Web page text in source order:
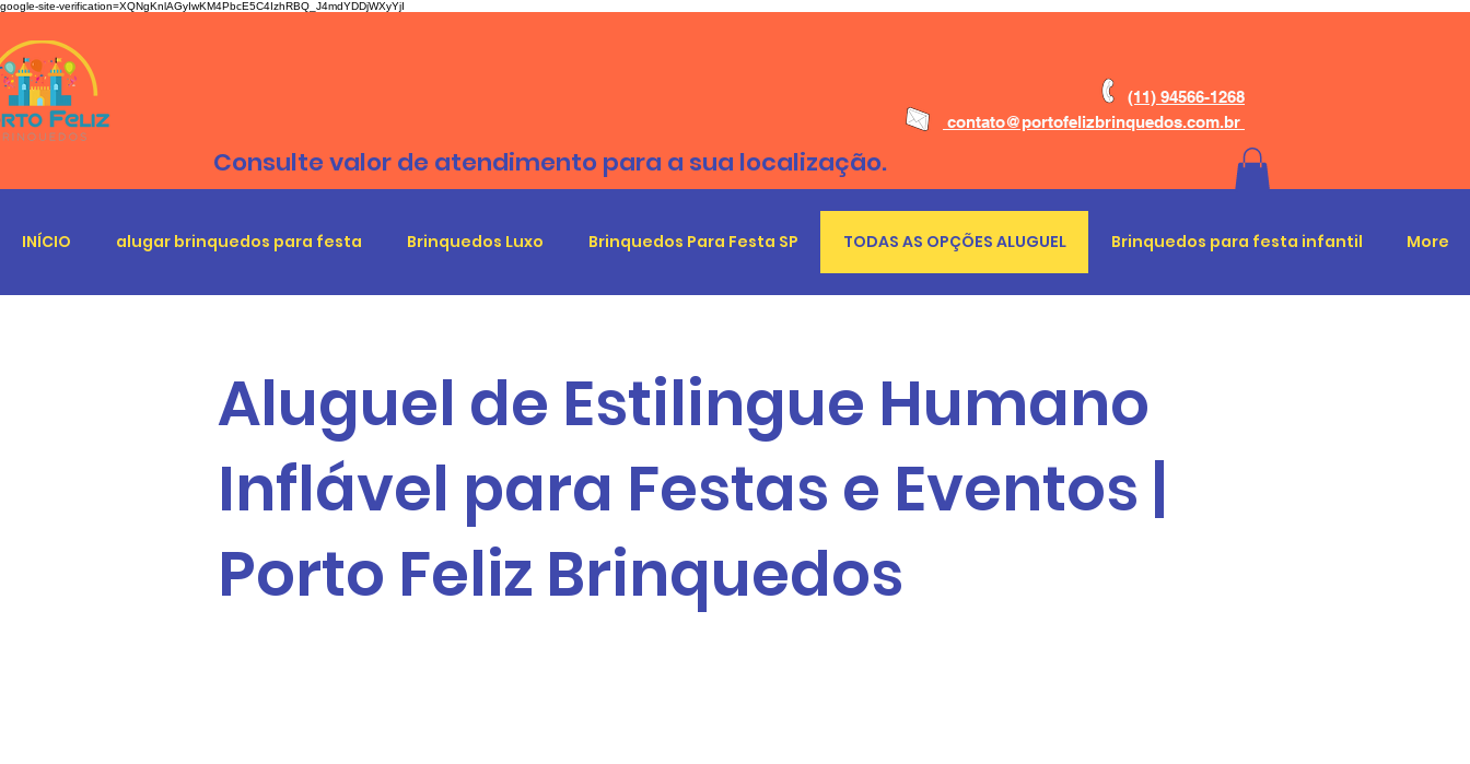
google-site-verification=XQNgKnlAGyIwKM4PbcE5C4IzhRBQ_J4mdYDDjWXyYjI
(11) 94566-1268
contato@portofelizbrinquedos.com.br
Consulte valor de atendimento para a sua localização.
INÍCIO alugar brinquedos para festa Brinquedos Luxo Brinquedos Para Festa SP TODAS AS OPÇÕES ALUGUEL Brinquedos para festa infantil More
Aluguel de Estilingue Humano
Inflável para Festas e Eventos |
Porto Feliz Brinquedos